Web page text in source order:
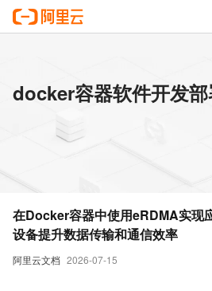
docker容器软件开发
阿里云文档 2026-07-15
在Docker容器中使用eRDMA实现
设备提升数据传输和通信效率